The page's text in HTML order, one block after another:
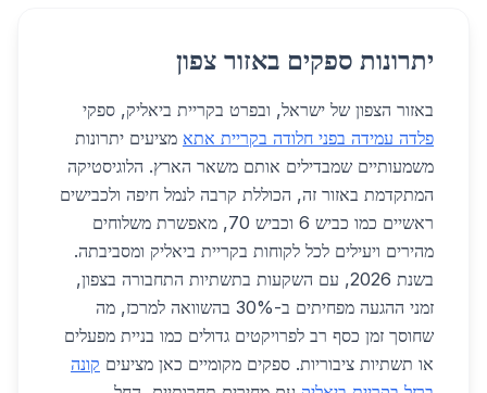
יתרונות ספקים באזור צפון
באזור הצפון של ישראל, ובפרט בקריית ביאליק, ספקי
פלדה עמידה בפני חלודה בקריית אתא מציעים יתרונות
משמעותיים שמבדילים אותם משאר הארץ. הלוגיסטיקה
המתקדמת באזור זה, הכוללת קרבה לנמל חיפה ולכבישים
ראשיים כמו כביש 6 וכביש 70, מאפשרת משלוחים
מהירים ויעילים לכל לקוחות בקריית ביאליק ומסביבתה.
בשנת 2026, עם השקעות בתשתיות התחבורה בצפון,
זמני ההגעה מפחיתים ב-30% בהשוואה למרכז, מה
שחוסך זמן כסף רב לפרויקטים גדולים כמו בניית מפעלים
או תשתיות ציבוריות. ספקים מקומיים כאן מציעים קונה